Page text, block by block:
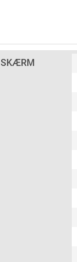
SKÆRM